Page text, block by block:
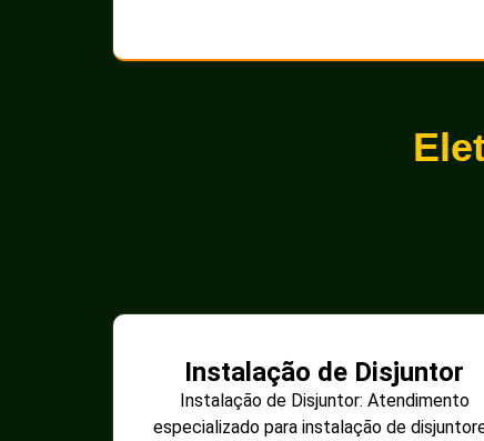
Instalação de Disjuntor
Instalação de Disjuntor: Atendimento
especializado para instalação de